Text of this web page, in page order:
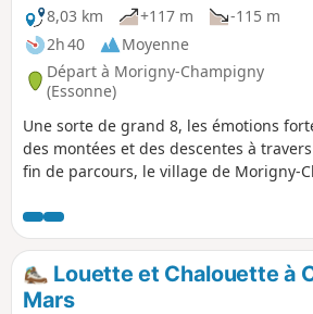
8,03 km
+117 m
-115 m
2h 40
Moyenne
Départ à Morigny-Champigny
(Essonne)
Une sorte de grand 8, les émotions
des montées et des descentes à
fin de parcours, le village de Morigny-
d'une ancienne abbaye.
Louette et Chalouette à
Mars